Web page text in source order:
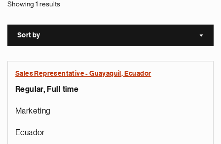
Showing 1 results
Sort by Sort
Sales Representative - Guayaquil, Ecuador
Regular, Full time
Marketing
Ecuador